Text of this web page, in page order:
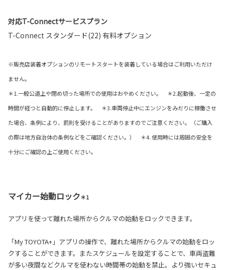
対応T-Connectサービスプラン
T-Connect スタンダード(22) 有料オプション
※販売店装着オプションのリモートスタートを装着している場合はご利用いただけ
ません。
＊1.一般公道上や閉め切った場所での使用はおやめください。 ＊2.起動後、一定の
時間が経つと自動的に停止します。 ＊3.車両停止中にエンジンをみだりに稼働させ
た場合、条例により、罰則を受けることがありますのでご注意ください。（ご購入
の際は地方自治体の条例などをご確認ください。） ＊4. 使用時には周囲の安全を
十分にご確認の上ご使用ください。
マイカー始動ロック＊1
アプリを使って離れた場所からクルマの始動をロックできます。
「My TOYOTA+」アプリの操作で、離れた場所からクルマの始動をロッ
クすることができます。またスケジュールを設定することで、車両盗難
が多い夜間などクルマを使わない時間帯の始動を禁止。より強いセキュ